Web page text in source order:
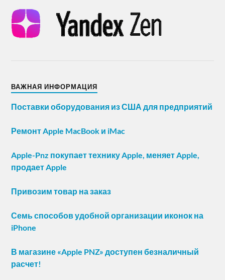
ВАЖНАЯ ИНФОРМАЦИЯ
Поставки оборудования из США для предприятий
Ремонт Apple MacBook и iMac
Apple-Pnz покупает технику Apple, меняет Apple,
продает Apple
Привозим товар на заказ
Семь способов удобной организации иконок на
iPhone
В магазине «Apple PNZ» доступен безналичный
расчет!